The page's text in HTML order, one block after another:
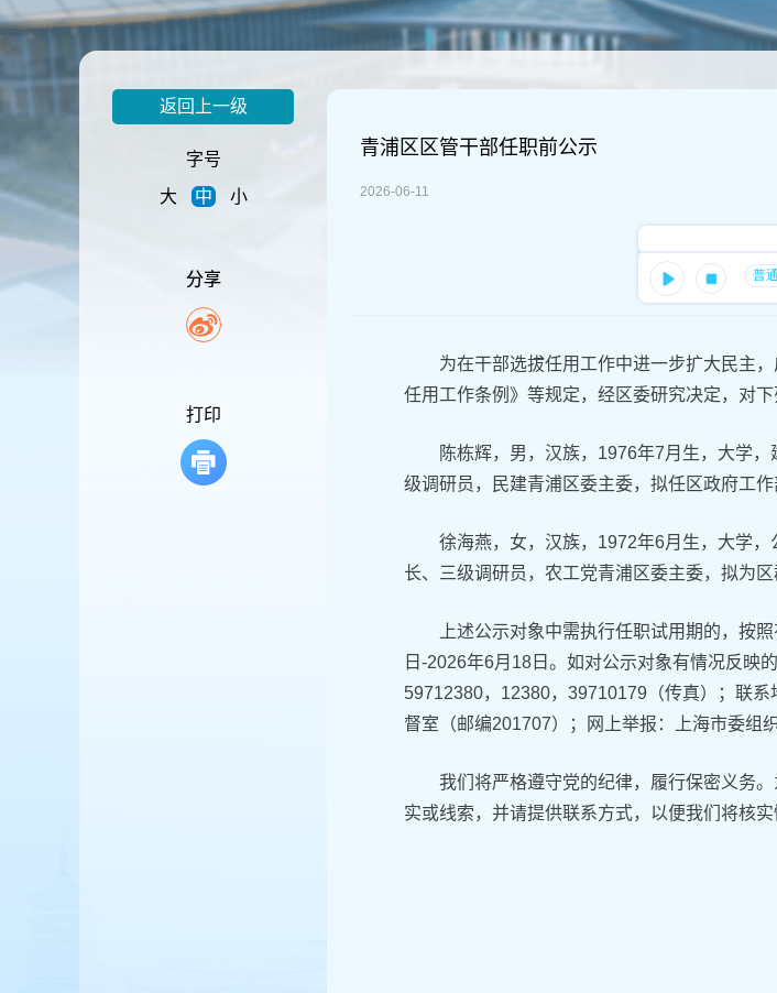
容
区
域
返回上一级
字号
大
中 小
分享
打印
青浦区区管干部任职前公示
2026-06-11
为在干部选拔任用工作中进一步扩大民主
任用工作条例》等规定，经区委研究决定，对下
陈栋辉，男，汉族，1976年7月生，大学
级调研员，民建青浦区委主委，拟任区政府工作
徐海燕，女，汉族，1972年6月生，大学
长、三级调研员，农工党青浦区委主委，拟为区
上述公示对象中需执行任职试用期的，按
日-2026年6月18日。如对公示对象有情况反映
59712380，12380，39710179（传真）；联
督室（邮编201707）；网上举报：上海市委组
我们将严格遵守党的纪律，履行保密义务
实或线索，并请提供联系方式，以便我们将核实